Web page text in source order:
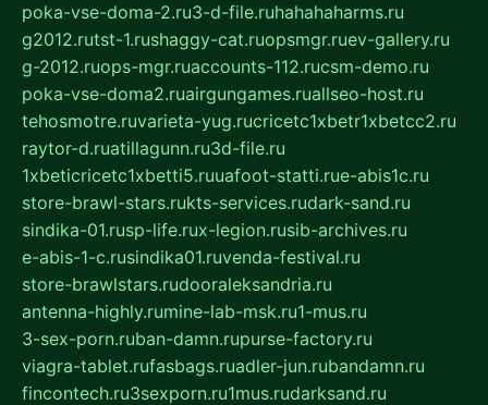
poka-vse-doma-2.ru3-d-file.ruhahahaharms.ru
g2012.rutst-1.rushaggy-cat.ruopsmgr.ruev-gallery.ru
g-2012.ruops-mgr.ruaccounts-112.rucsm-demo.ru
poka-vse-doma2.ruairgungames.ruallseo-host.ru
tehosmotre.ruvarieta-yug.rucricetc1xbetr1xbetcc2.ru
raytor-d.ruatillagunn.ru3d-file.ru
1xbeticricetc1xbetti5.ruuafoot-statti.rue-abis1c.ru
store-brawl-stars.rukts-services.rudark-sand.ru
sindika-01.rusp-life.rux-legion.rusib-archives.ru
e-abis-1-c.rusindika01.ruvenda-festival.ru
store-brawlstars.rudooraleksandria.ru
antenna-highly.rumine-lab-msk.ru1-mus.ru
3-sex-porn.ruban-damn.rupurse-factory.ru
viagra-tablet.rufasbags.ruadler-jun.rubandamn.ru
fincontech.ru3sexporn.ru1mus.rudarksand.ru